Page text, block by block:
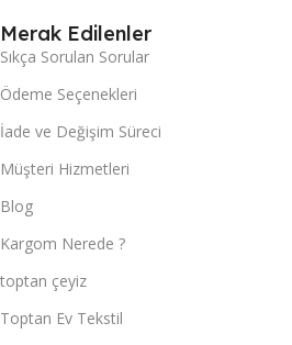
Merak Edilenler
Sıkça Sorulan Sorular
Ödeme Seçenekleri
İade ve Değişim Süreci
Müşteri Hizmetleri
Blog
Kargom Nerede ?
toptan çeyiz
Toptan Ev Tekstil